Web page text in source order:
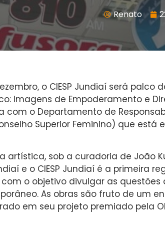
Renato
o CIESP Jundiaí será palco
Imagens de Empoderamento e
com o Departamento de
Superior Feminino) que está
artística, sob a curadoria de João
e o CIESP Jundiaí é a primeira
o objetivo divulgar as questões
As obras são fruto de um
em seu projeto premiado pela